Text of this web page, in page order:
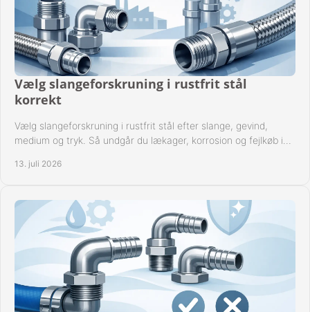
Vælg slangeforskruning i rustfrit stål
korrekt
Vælg slangeforskruning i rustfrit stål efter slange, gevind,
medium og tryk. Så undgår du lækager, korrosion og fejlkøb i
13. juli 2026